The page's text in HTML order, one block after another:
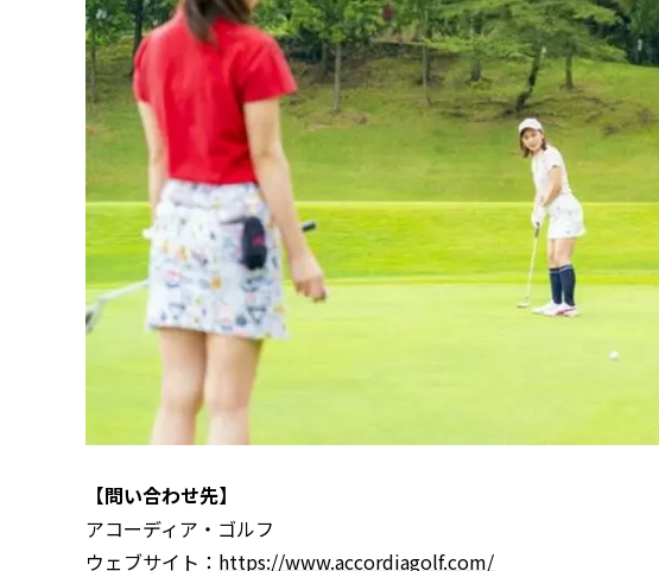
【問い合わせ先】
アコーディア・ゴルフ
ウェブサイト： https://www.accordiagolf.com/